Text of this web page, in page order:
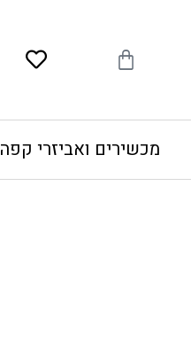
מכשירים ואביזרי קפה